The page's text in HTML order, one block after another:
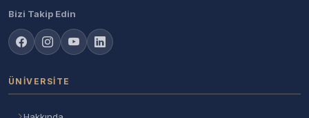
Bizi Takip Edin
ÜNIVERSITE